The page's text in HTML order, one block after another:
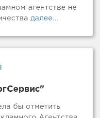
агентстве не
далее...
бы отметить